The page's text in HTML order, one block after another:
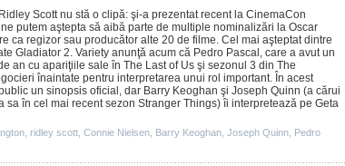
Ridley Scottnu stă o clipă: şi-a prezentat recent la CinemaCon
ne putem aştepta să aibă parte de multiple nominalizări la Oscar
ca regizor sau producător alte 20 de filme. Cel mai aşteptat dintre
Gladiator 2. Variety anunţă acum că Pedro Pascal , care a avut un
an cu apariţiile sale în The Last of Us şi sezonul 3 din The
înaintate pentru interpretarea unui rol important. În acest
un sinopsis oficial, dar Barry Keoghan şi Joseph Quinn (a cărui
sa în cel mai recent sezon Stranger Things) îi interpretează pe Geta
ridley scott Connie Nielsen Barry Keoghan Joseph Quinn Pedro